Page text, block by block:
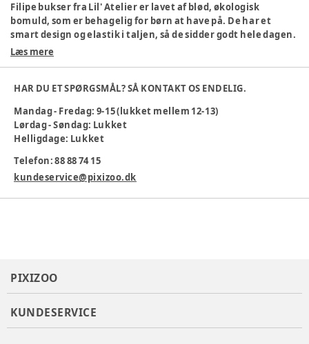
Filipe bukser fra Lil' Atelier er lavet af blød, økologisk
bomuld, som er behagelig for børn at have på. De har et
smart design og elastik i taljen, så de sidder godt hele dagen.
Perfekte til leg og hverdag!
Materiale: 100% økologisk bomuld
Komfortabel pasform
Maskinvask ved 40 °C
Velegnet til børn
Materiale:Økologisk bomuld
Producent:Bestseller A/S, Name it, Fredskovvej 1, 7330
Læs mere
HAR DU ET SPØRGSMÅL? SÅ KONTAKT OS ENDELIG.
Mandag - Fredag: 9-15 (lukket mellem 12-13)
Lørdag - Søndag: Lukket
Helligdage: Lukket
Telefon: 88 88 74 15
kundeservice@pixizoo.dk
PIXIZOO
KUNDESERVICE